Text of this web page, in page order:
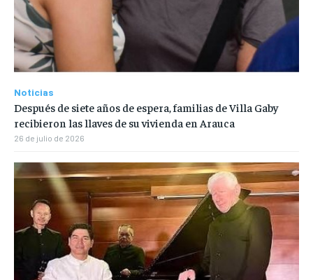
Noticias
Después de siete años de espera, familias de Villa Gaby
recibieron las llaves de su vivienda en Arauca
26 de julio de 2026